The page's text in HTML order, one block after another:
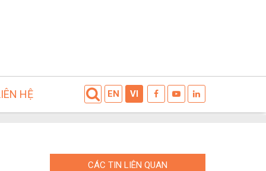
HỆ EN VI
CÁC TIN LIÊN QUAN